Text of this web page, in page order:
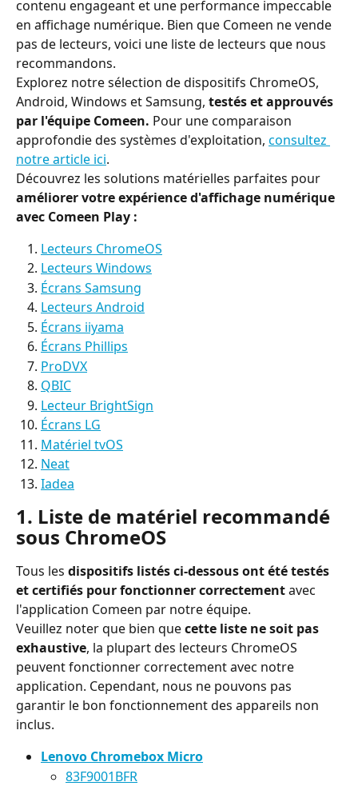
contenu engageant et une performance impeccable
en affichage numérique. Bien que Comeen ne vende
pas de lecteurs, voici une liste de lecteurs que nous
recommandons.
Explorez notre sélection de dispositifs ChromeOS,
Android, Windows et Samsung, testés et approuvés
par l'équipe Comeen. Pour une comparaison
approfondie des systèmes d'exploitation, consultez
notre article ici.
Découvrez les solutions matérielles parfaites pour
améliorer votre expérience d'affichage numérique
avec Comeen Play :
Lecteurs ChromeOS
Lecteurs Windows
Écrans Samsung
Lecteurs Android
Écrans iiyama
Écrans Phillips
ProDVX
QBIC
Lecteur BrightSign
Écrans LG
Matériel tvOS
Neat
Iadea
1. Liste de matériel recommandé
sous ChromeOS
Tous les dispositifs listés ci-dessous ont été testés
et certifiés pour fonctionner correctement avec
l'application Comeen par notre équipe.
Veuillez noter que bien que cette liste ne soit pas
exhaustive, la plupart des lecteurs ChromeOS
peuvent fonctionner correctement avec notre
application. Cependant, nous ne pouvons pas
garantir le bon fonctionnement des appareils non
inclus.
Lenovo Chromebox Micro
83F9001BFR